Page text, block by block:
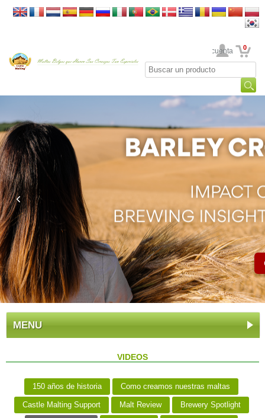
Su cuenta 0
MENU
VIDEOS
150 años de historia Como creamos nuestras maltas
Castle Malting Support Malt Review Brewery Spotlight